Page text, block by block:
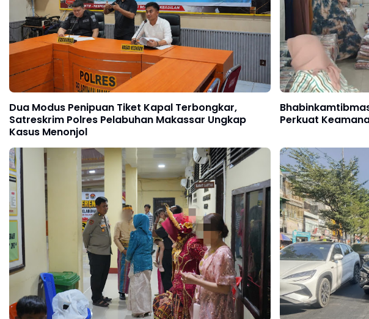
Dua Modus Penipuan Tiket Kapal Terbongkar,
Satreskrim Polres Pelabuhan Makassar Ungkap
Kasus Menonjol
Perkuat